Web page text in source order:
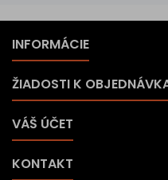
INFORMÁCIE
ŽIADOSTI K
VÁŠ ÚČET
KONTAKT